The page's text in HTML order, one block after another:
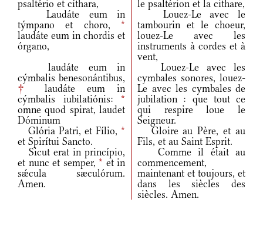
psaltério et cíthara,
le psaltérion et la cithare,
Laudáte eum in
týmpano et choro, *
laudáte eum in chordis et
órgano,
Louez-Le avec le
tambourin et le choeur,
louez-Le avec les
instruments à cordes et à
vent,
laudáte eum in
cýmbalis benesonántibus,
†
laudáte eum in
cýmbalis iubilatiónis: *
omne quod spirat, laudet
Dóminum
Louez-Le avec les
cymbales sonores, louez-
Le avec les cymbales de
jubilation : que tout ce
qui respire loue le
Seigneur.
Glória Patri, et Fílio, *
et Spirítui Sancto.
Gloire au Père, et au
Fils, et au Saint Esprit.
Sicut erat in princípio,
et nunc et semper, * et in
sǽcula sæculórum.
Amen.
Comme il était au
commencement,
maintenant et toujours, et
dans les siècles des
siècles. Amen.